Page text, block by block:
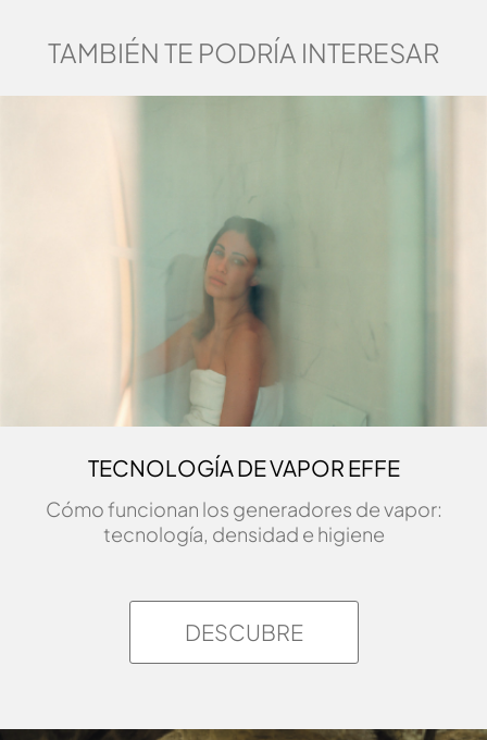
TAMBIÉN TE PODRÍA INTERESAR
TECNOLOGÍA DE VAPOR EFFE
Cómo funcionan los generadores de vapor:
tecnología, densidad e higiene
DESCUBRE